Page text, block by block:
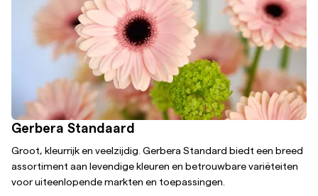
Gerbera Standaard
Groot, kleurrijk en veelzijdig. Gerbera Standard biedt een breed
assortiment aan levendige kleuren en betrouwbare variëteiten
voor uiteenlopende markten en toepassingen.